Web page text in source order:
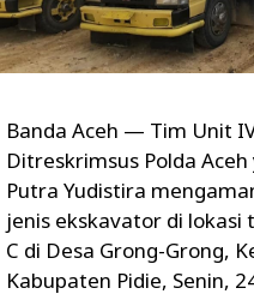
Banda Aceh — Tim Unit
Ditreskrimsus Polda
Putra Yudistira
jenis ekskavator di
C di Desa Grong-Grong,
Kabupaten Pidie, Senin,